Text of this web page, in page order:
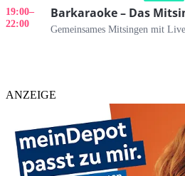
19:00–
22:00
Barkaraoke – Das
Gemeinsames Mitsingen mit
ANZEIGE